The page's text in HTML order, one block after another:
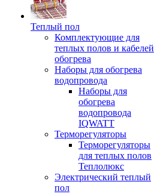
Теплый пол
Комплектующие для
теплых полов и кабелей
обогрева
Наборы для обогрева
водопровода
Наборы для
обогрева
водопровода
IQWATT
Терморегуляторы
Терморегуляторы
для теплых полов
Теплолюкс
Электрический теплый
пол